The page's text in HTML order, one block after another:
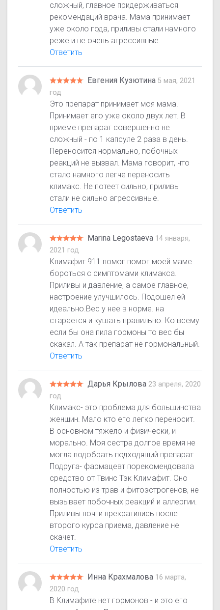
сложный, главное придерживаться
рекомендаций врача. Мама принимает
уже около года, приливы стали намного
реже и не очень агрессивные.
Ответить
Евгения Кузютина 5 мая, 2021
год
Это препарат принимает моя мама.
Принимает его уже около двух лет. В
приеме препарат совершенно не
сложный - по 1 капсуле 2 раза в день.
Переносится нормально, побочных
реакций не вызвал. Мама говорит, что
стало намного легче переносить
климакс. Не потеет сильно, приливы
стали не сильно агрессивные.
Ответить
Marina Legostaeva 14 января,
2021 год
Климафит 911 помог помог моей маме
бороться с симптомами климакса.
Приливы и давление, а самое главное,
настроение улучшилось. Подошел ей
идеально.Вес у нее в норме. на
старается и кушать правильно. Ко всему
если бы она пила гормоны то вес бы
скакал. А так препарат не гормональный.
Ответить
Дарья Крылова 23 апреля, 2020
год
Климакс- это проблема для большинства
женщин. Мало кто его легко переносит.
В основном тяжело и физически, и
морально. Моя сестра долгое время не
могла подобрать подходящий препарат.
Подруга- фармацевт порекомендовала
средство от Твинс Тэк Климафит. Оно
полностью из трав и фитоэстрогенов, не
вызывает побочных реакций и аллергии.
Приливы почти прекратились после
второго курса приема, давление не
скачет.
Ответить
Инна Крахмалова 16 марта,
2020 год
В Климафите нет гормонов - и это его